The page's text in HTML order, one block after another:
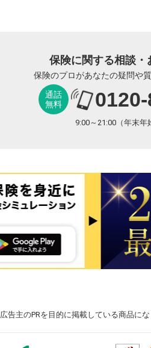
保険に関する相談・
保険のプロがあなたの疑問や
通話
無料
9:00～21:00（年末年
広告主のPRを目的に掲載している商品にな